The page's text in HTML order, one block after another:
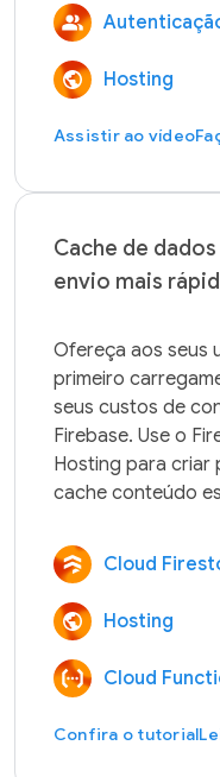
Hosting
Assistir ao vídeo
Cache de
envio mais
Ofereça aos seus
primeiro
seus custos de
Firebase. Use o
Hosting para criar
Cloud
Hosting
Cloud
Confira o tutorial